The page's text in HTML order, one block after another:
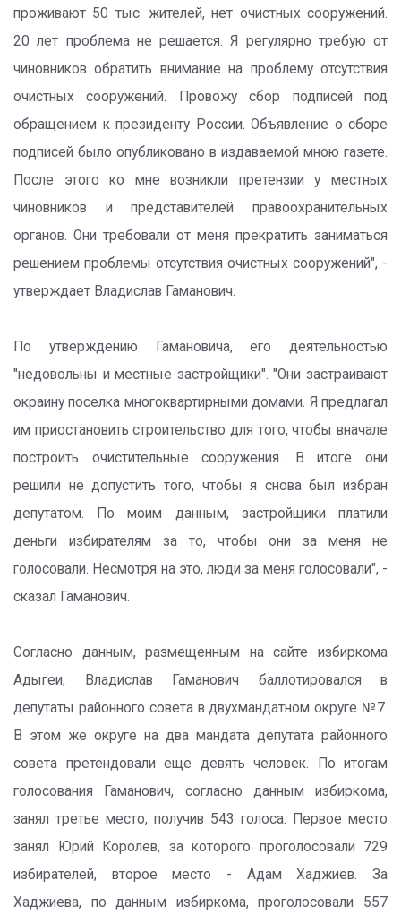
проживают 50 тыс. жителей, нет очистных сооружений.
20 лет проблема не решается. Я регулярно требую от
чиновников обратить внимание на проблему отсутствия
очистных сооружений. Провожу сбор подписей под
обращением к президенту России. Объявление о сборе
подписей было опубликовано в издаваемой мною газете.
После этого ко мне возникли претензии у местных
чиновников и представителей правоохранительных
органов. Они требовали от меня прекратить заниматься
решением проблемы отсутствия очистных сооружений", -
утверждает Владислав Гаманович.
По утверждению Гамановича, его деятельностью
"недовольны и местные застройщики". "Они застраивают
окраину поселка многоквартирными домами. Я предлагал
им приостановить строительство для того, чтобы вначале
построить очистительные сооружения. В итоге они
решили не допустить того, чтобы я снова был избран
депутатом. По моим данным, застройщики платили
деньги избирателям за то, чтобы они за меня не
голосовали. Несмотря на это, люди за меня голосовали", -
сказал Гаманович.
Согласно данным, размещенным на сайте избиркома
Адыгеи, Владислав Гаманович баллотировался в
депутаты районного совета в двухмандатном округе №7.
В этом же округе на два мандата депутата районного
совета претендовали еще девять человек. По итогам
голосования Гаманович, согласно данным избиркома,
занял третье место, получив 543 голоса. Первое место
занял Юрий Королев, за которого проголосовали 729
избирателей, второе место - Адам Хаджиев. За
Хаджиева, по данным избиркома, проголосовали 557